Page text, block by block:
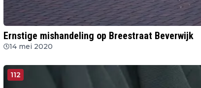
Ernstige mishandeling op Breestraat Beverwijk
14 mei 2020
112